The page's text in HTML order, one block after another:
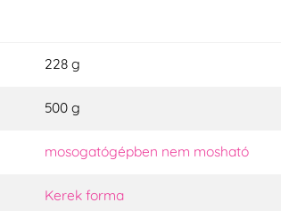
228 g
500 g
mosogatógépben nem mosható
Kerek forma